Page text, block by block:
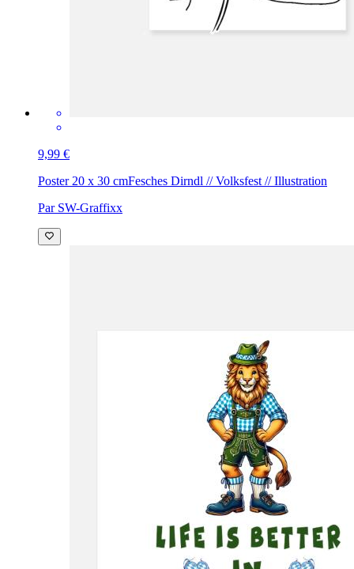
9,99 €
Poster 20 x 30 cmFesches Dirndl // Volksfest // Illustration
Par SW-Graffixx